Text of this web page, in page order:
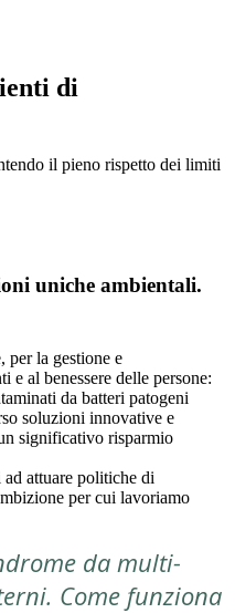
di
il pieno rispetto dei limiti
uniche ambientali.
per la gestione e
al benessere delle persone:
da batteri patogeni
soluzioni innovative e
significativo risparmio
attuare politiche di
per cui lavoriamo
da multi-
Come funziona